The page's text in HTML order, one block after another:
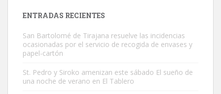
ENTRADAS RECIENTES
San Bartolomé de Tirajana resuelve las incidencias
ocasionadas por el servicio de recogida de envases y
papel-cartón
St. Pedro y Siroko amenizan este sábado El sueño de
una noche de verano en El Tablero